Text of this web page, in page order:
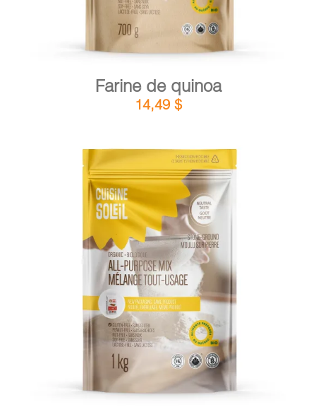
Farine de quinoa
14,49 $
AJOUTER AU PANIER / DÉTAILS